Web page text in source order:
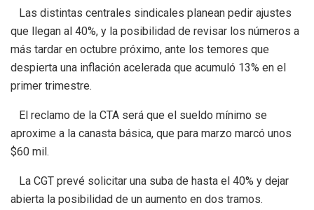
Las distintas centrales sindicales planean pedir ajustes
que llegan al 40%, y la posibilidad de revisar los números a
más tardar en octubre próximo, ante los temores que
despierta una inflación acelerada que acumuló 13% en el
primer trimestre.
El reclamo de la CTA será que el sueldo mínimo se
aproxime a la canasta básica, que para marzo marcó unos
$60 mil.
La CGT prevé solicitar una suba de hasta el 40% y dejar
abierta la posibilidad de un aumento en dos tramos.